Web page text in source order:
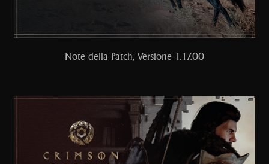
Note della Patch, Versione 1.17.00